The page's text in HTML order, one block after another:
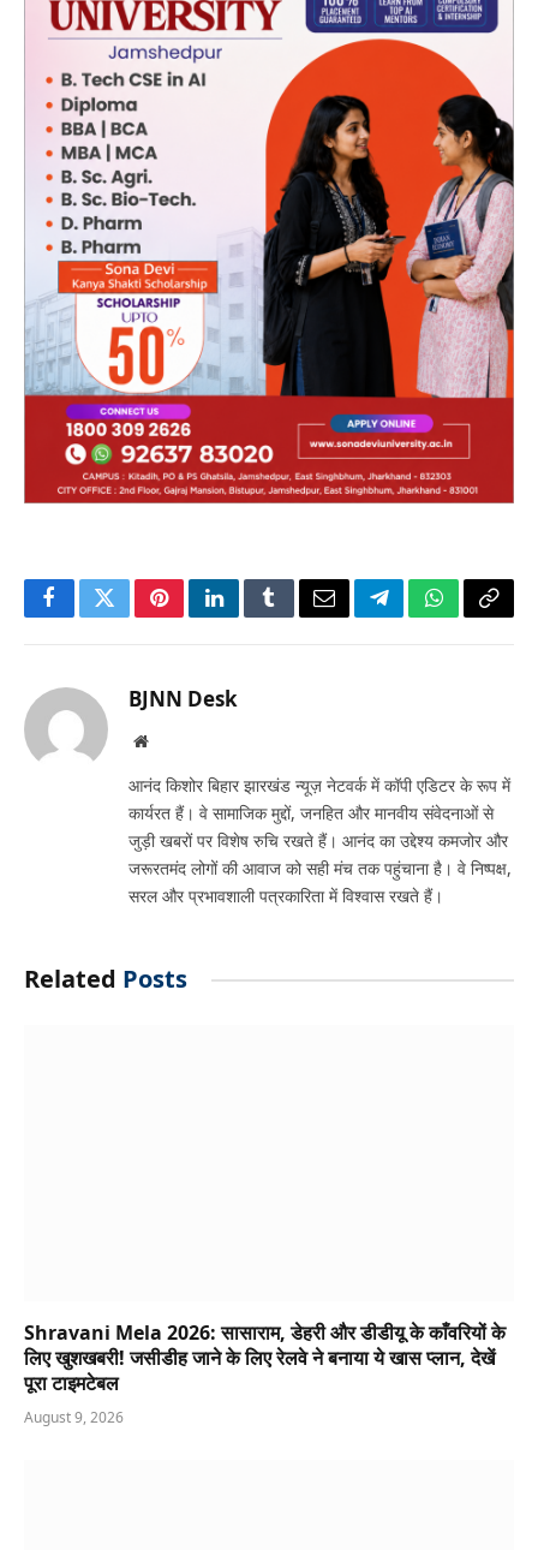
FacebookTwitterPinterestLinkedInTumblrEmailTelegramWhatsApp
Copy
BJNN Desk
Website
आनंद किशोर बिहार झारखंड न्यूज़ नेटवर्क में कॉपी एडिटर के रूप में
कार्यरत हैं। वे सामाजिक मुद्दों, जनहित और मानवीय संवेदनाओं से
जुड़ी खबरों पर विशेष रुचि रखते हैं। आनंद का उद्देश्य कमजोर और
जरूरतमंद लोगों की आवाज को सही मंच तक पहुंचाना है। वे निष्पक्ष,
सरल और प्रभावशाली पत्रकारिता में विश्वास रखते हैं।
Related Posts
Shravani Mela 2026: सासाराम, डेहरी और डीडीयू के काँवरियों के
लिए खुशखबरी! जसीडीह जाने के लिए रेलवे ने बनाया ये खास प्लान, देखें
पूरा टाइमटेबल
August 9, 2026